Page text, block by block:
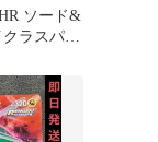
ソード&
ラスパッ